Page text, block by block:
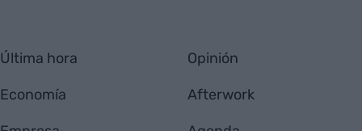
Última hora
Economía
Opinión
Afterwork